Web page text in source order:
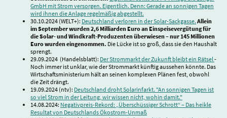
GmbH mit Strom versorgen. Eigentlich. Denn: Gerade an sonnigen Tagen
wird ihnen die Anlage regelmäßig abgestellt.
30.10.2024 (WELT+): Deutschland verloren in der Solar-Sackgasse. Allein
im September wurden 2,6 Milliarden Euro an Einspeisevergütung für
die Solar- und Windkraft-Produzenten überwiesen – nur 145 Millionen
Euro wurden eingenommen. Die Lücke ist so groß, dass sie den Haushalt
sprengt.
29.09.2024 (Handelsblatt): Der Strommarkt der Zukunft bleibt ein Rätsel -
Noch immer ist unklar, wie der Strommarkt künftig aussehen könnte. Das
Wirtschaftsministerium hält an seinen komplexen Plänen fest, obwohl
die Zeit drängt.
19.09.2024 (ntv): Deutschland droht Solarinfarkt. "An sonnigen Tagen ist
so viel Strom in der Leitung, wir wissen nicht, wohin damit."
14.08.2024: Negativpreis-Rekord: „Überschüssiger Schrott“ – Das heikle
Resultat von Deutschlands Ökostrom-Unmaß